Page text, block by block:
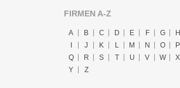
FIRMEN A-Z
A B C D E F G
H
J K L M N O
P
Q
R S T U V W
X
Y
Z